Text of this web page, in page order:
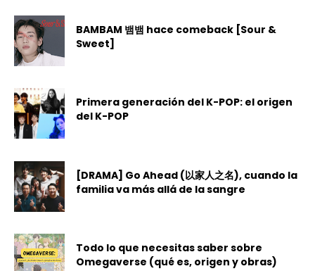
BAMBAM 뱀뱀 hace comeback [Sour &
Sweet]
Primera generación del K-POP: el origen
del K-POP
[DRAMA] Go Ahead (以家人之名), cuando la
familia va más allá de la sangre
Todo lo que necesitas saber sobre
Omegaverse (qué es, origen y obras)